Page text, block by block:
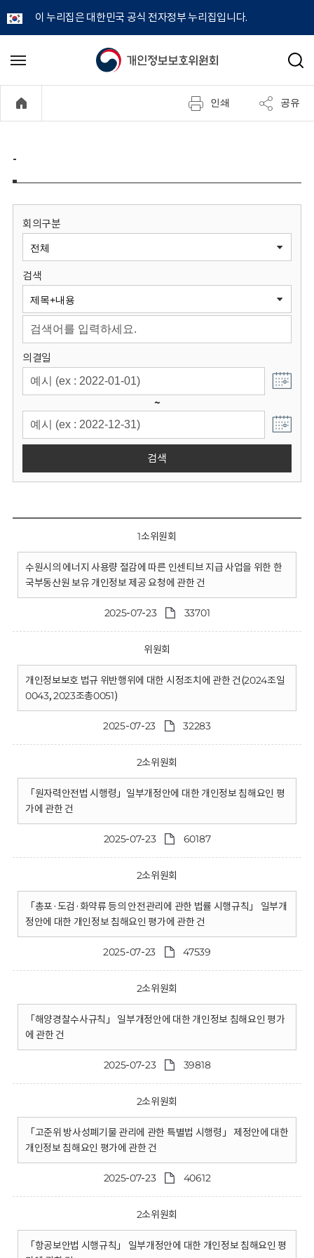
이 누리집은 대한민국 공식 전자정부 누리집입니다.
개
정
보
원
회
메
기
검
인쇄 공유
-
회의구분
검색
의결일
~
검색
1소위원회
수원시의 에너지 사용량 절감에 따른 인센티브 지급 사업을 위한 한
국부동산원 보유 개인정보 제공 요청에 관한 건
2025-07-23 33701
위원회
개인정보보호 법규 위반행위에 대한 시정조치에 관한 건(2024조일
0043, 2023조총0051)
2025-07-23 32283
2소위원회
「원자력안전법 시행령」일부개정안에 대한 개인정보 침해요인 평
가에 관한 건
2025-07-23 60187
2소위원회
「총포·도검·화약류 등의 안전관리에 관한 법률 시행규칙」 일부개
정안에 대한 개인정보 침해요인 평가에 관한 건
2025-07-23 47539
2소위원회
「해양경찰수사규칙」 일부개정안에 대한 개인정보 침해요인 평가
에 관한 건
2025-07-23 39818
2소위원회
「고준위 방사성폐기물 관리에 관한 특별법 시행령」 제정안에 대한
개인정보 침해요인 평가에 관한 건
2025-07-23 40612
2소위원회
「항공보안법 시행규칙」 일부개정안에 대한 개인정보 침해요인 평